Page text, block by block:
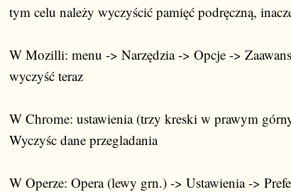
tym celu należy wyczyścić pamięć podręczną,
W Mozilli: menu -> Narzędzia -> Opcje ->
wyczyść teraz
W Chrome: ustawienia (trzy kreski w prawym
Wyczyśc dane przegladania
W Operze: Opera (lewy grn.) -> Ustawienia ->